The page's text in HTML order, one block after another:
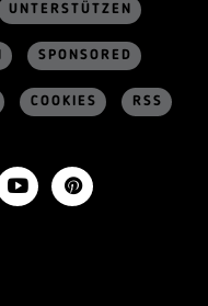
UNTERSTÜTZEN
SPONSORED
COOKIES RSS